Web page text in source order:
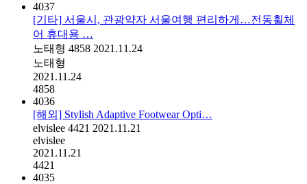
4037
[기타] 서울시, 관광약자 서울여행 편리하게…전동휠체
어 휴대용 …
노태형 4858 2021.11.24
노태형
2021.11.24
4858
4036
[해외] Stylish Adaptive Footwear Opti…
elvislee 4421 2021.11.21
elvislee
2021.11.21
4421
4035